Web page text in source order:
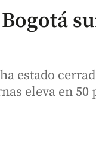
estado
eleva en